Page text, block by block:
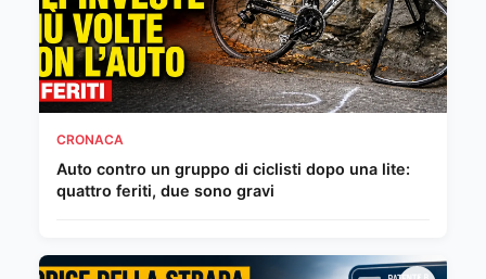
CRONACA
Auto contro un gruppo di ciclisti dopo una lite:
quattro feriti, due sono gravi